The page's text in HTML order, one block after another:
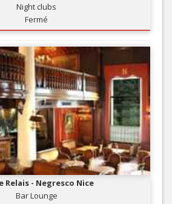
Night clubs
Fermé
Relais - Negresco Nice
Bar Lounge